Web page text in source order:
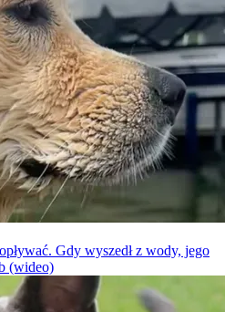
Gdy wyszedł z wody, jego
(wideo)